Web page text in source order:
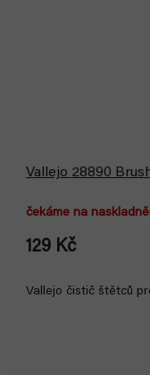
Vallejo 28890
čekáme na
129 Kč
Vallejo čistič štětců